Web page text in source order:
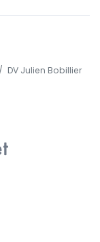
DV Julien Bobillier